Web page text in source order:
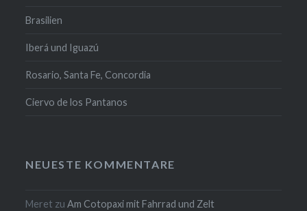
Brasilien
Iberá und Iguazú
Rosario, Santa Fe, Concordia
Ciervo de los Pantanos
NEUESTE KOMMENTARE
Meret zuAm Cotopaxi mit Fahrrad und Zelt